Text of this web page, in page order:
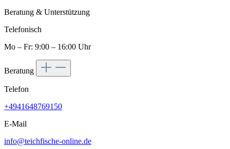
Beratung & Unterstützung
Telefonisch
Mo – Fr: 9:00 – 16:00 Uhr
Beratung
Telefon
+4941648769150
E-Mail
info@teichfische-online.de